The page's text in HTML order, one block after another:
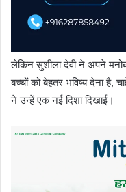
लेकिन सुशीला देवी ने अपने
बच्चों को बेहतर भविष्य देना है,
ने उन्हें एक नई दिशा दिखाई।